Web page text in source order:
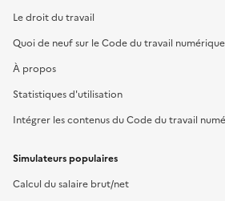
Le droit du travail
Quoi de neuf sur le Code du travail
À propos
Statistiques d'utilisation
Intégrer les contenus du Code du travail
Simulateurs populaires
Calcul du salaire brut/net